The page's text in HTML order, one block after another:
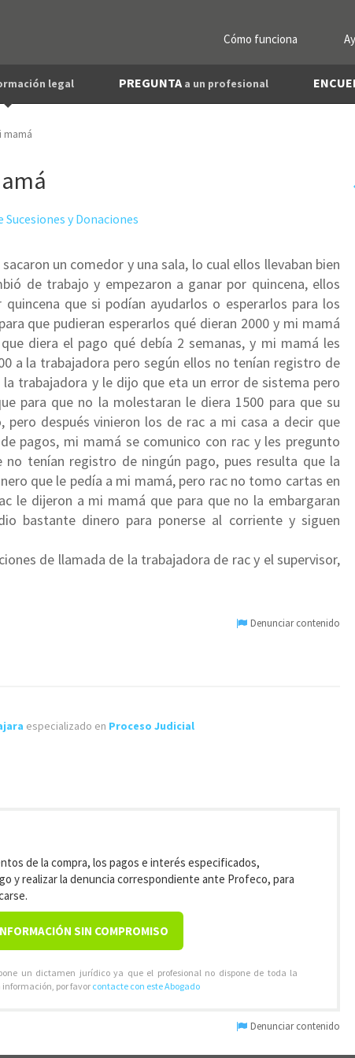
Cómo funciona
legal PREGUNTA a un profesional
mamá
Sucesiones y Donaciones
un comedor y una sala, lo cual ellos llevaban bien
de trabajo y empezaron a ganar por quincena, ellos
que si podían ayudarlos o esperarlos para los
que pudieran esperarlos qué dieran 2000 y mi mamá
diera el pago qué debía 2 semanas, y mi mamá les
a la trabajadora pero según ellos no tenían registro de
trabajadora y le dijo que eta un error de sistema pero
para que no la molestaran le diera 1500 para que su
después vinieron los de rac a mi casa a decir que
pagos, mi mamá se comunico con rac y les pregunto
tenían registro de ningún pago, pues resulta que la
que le pedía a mi mamá, pero rac no tomo cartas en
le dijeron a mi mamá que para que no la embargaran
bastante dinero para ponerse al corriente y siguen
de llamada de la trabajadora de rac y el supervisor,
Denunciar contenido
especializado en Proceso Judicial
de la compra, los pagos e interés especificados,
y realizar la denuncia correspondiente ante Profeco, para
SIN COMPROMISO
un dictamen jurídico ya que el profesional no dispone de toda la
por favor contacte con este Abogado
Denunciar contenido